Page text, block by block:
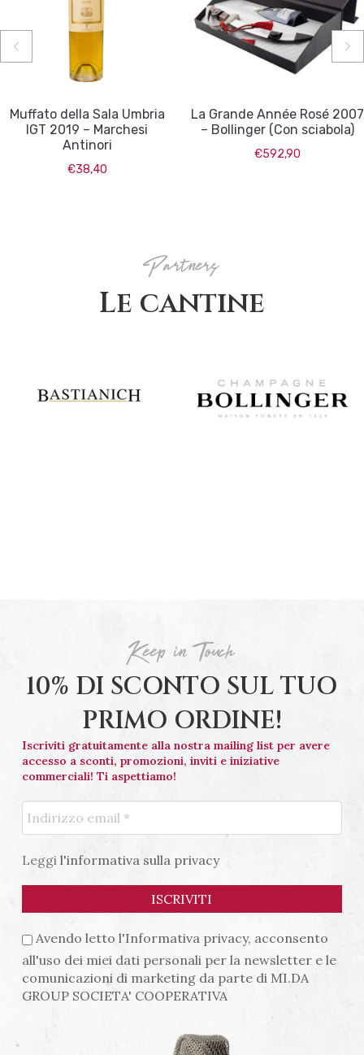
Muffato della Sala Umbria
IGT 2019 – Marchesi
Antinori
€38,40
La Grande Année Rosé 2007
– Bollinger (Con sciabola)
€592,90
Partners
Le cantine
Keep in Touch
10% DI SCONTO SUL TUO
PRIMO ORDINE!
Iscriviti gratuitamente alla nostra mailing list per avere
accesso a sconti, promozioni, inviti e iniziative
commerciali! Ti aspettiamo!
Leggil'informativa sulla privacy
Avendo letto l'Informativa privacy, acconsento
all'uso dei miei dati personali per la newsletter e le
comunicazioni di marketing da parte di MI.DA
GROUP SOCIETA' COOPERATIVA